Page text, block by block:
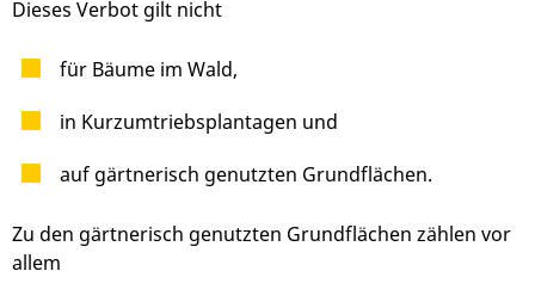
Dieses Verbot gilt nicht
für Bäume im Wald,
in Kurzumtriebsplantagen und
auf gärtnerisch genutzten Grundflächen.
Zu den gärtnerisch genutzten Grundflächen zählen vor
allem